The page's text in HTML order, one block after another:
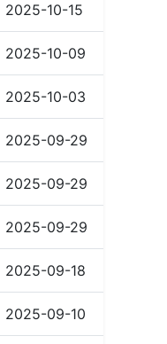
2025-10-15
2025-10-09
2025-10-03
2025-09-29
2025-09-29
2025-09-29
2025-09-18
2025-09-10